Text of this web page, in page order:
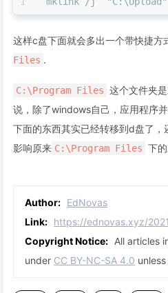
这样c盘下面就会多出一个带快捷方
Files .
C:\Program Files 这个文件夹
说，除了windows自己，应用程序
下面的东西其实已经转移到d盘了
影响原来 C:\Program Files 下
Author: EdNovas
Link: https://ednovas.xyz/
Copyright Notice: All articles
under CC BY-NC-SA 4.0